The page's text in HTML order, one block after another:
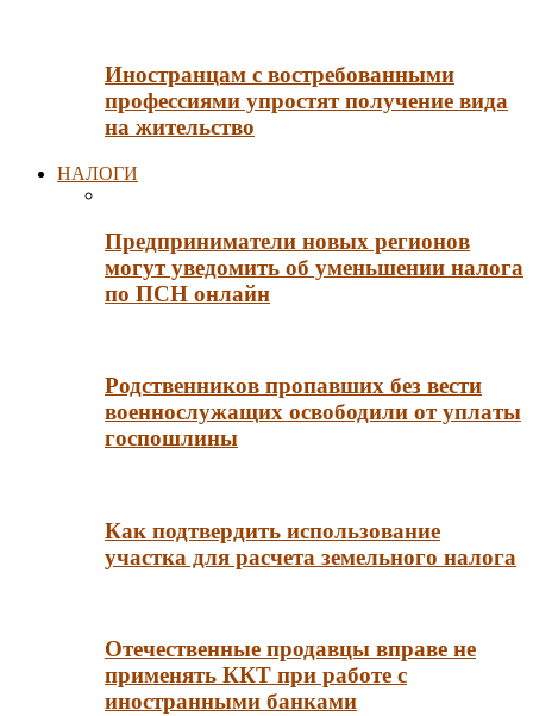
Иностранцам с востребованными
профессиями упростят получение вида
на жительство
НАЛОГИ
Предприниматели новых регионов
могут уведомить об уменьшении налога
по ПСН онлайн
Родственников пропавших без вести
военнослужащих освободили от уплаты
госпошлины
Как подтвердить использование
участка для расчета земельного налога
Отечественные продавцы вправе не
применять ККТ при работе с
иностранными банками